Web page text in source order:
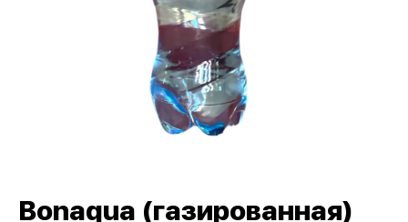
Bonaqua (газированная)